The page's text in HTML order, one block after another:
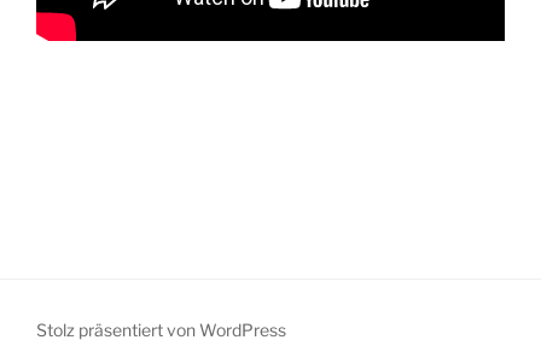
Stolz präsentiert von WordPress